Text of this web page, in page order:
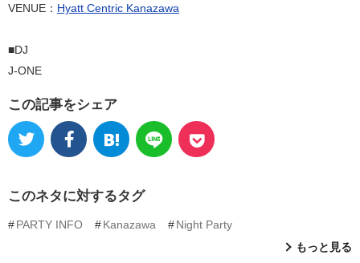
VENUE： Hyatt Centric Kanazawa
■DJ
J-ONE
この記事をシェア
このネタに対するタグ
PARTY INFO Kanazawa
Night Party
もっと見る